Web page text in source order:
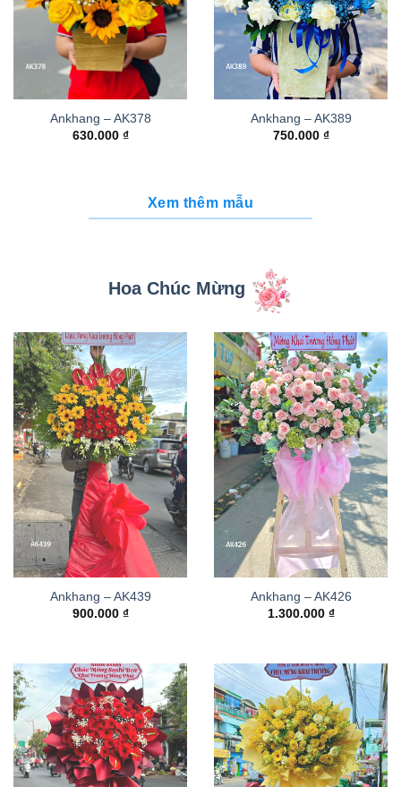
Ankhang – AK378
630.000 ₫
Ankhang – AK389
750.000 ₫
Xem thêm mẫu
Hoa Chúc Mừng
Ankhang – AK439
900.000 ₫
Ankhang – AK426
1.300.000 ₫